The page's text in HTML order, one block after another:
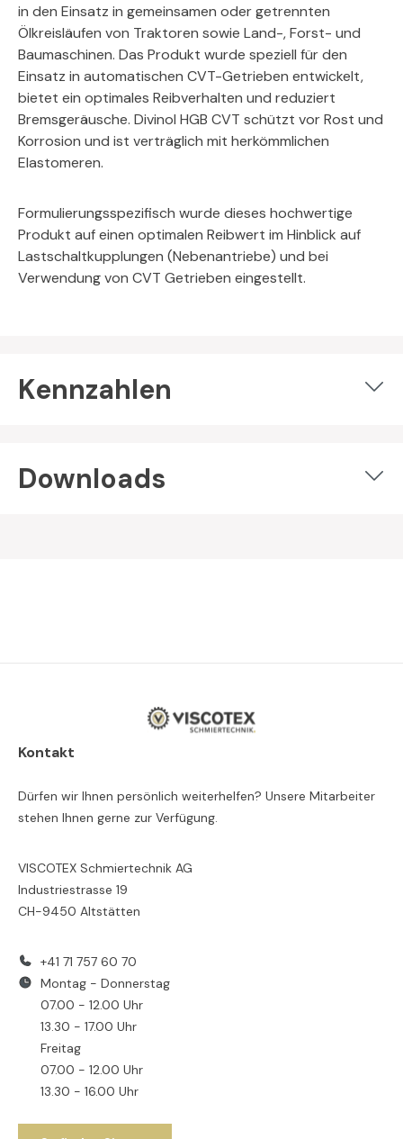
in den Einsatz in gemeinsamen oder getrennten
Ölkreisläufen von Traktoren sowie Land-, Forst- und
Baumaschinen. Das Produkt wurde speziell für den
Einsatz in automatischen CVT-Getrieben entwickelt,
bietet ein optimales Reibverhalten und reduziert
Bremsgeräusche. Divinol HGB CVT schützt vor Rost und
Korrosion und ist verträglich mit herkömmlichen
Elastomeren.
Formulierungsspezifisch wurde dieses hochwertige
Produkt auf einen optimalen Reibwert im Hinblick auf
Lastschaltkupplungen (Nebenantriebe) und bei
Verwendung von CVT Getrieben eingestellt.
Kennzahlen
Downloads
Kontakt
Dürfen wir Ihnen persönlich weiterhelfen? Unsere Mitarbeiter
stehen Ihnen gerne zur Verfügung.
VISCOTEX Schmiertechnik AG
Industriestrasse 19
CH-9450 Altstätten
+41 71 757 60 70
Montag - Donnerstag
07.00 - 12.00 Uhr
13.30 - 17.00 Uhr
Freitag
07.00 - 12.00 Uhr
13.30 - 16.00 Uhr